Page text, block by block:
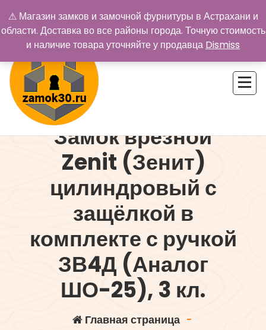
содержимому
Замок врезной
Zenit (Зенит)
цилиндровый с
защёлкой в
комплекте с ручкой
ЗВ4Д (Аналог
ШО-25), 3 кл.
Главная страница-
⚠ Магазин замков и замочной фурнитуры в Астрахани и
области. Доставка во все районы города. Точную стоимость
и наличие товара уточняйте у продавца Dismiss